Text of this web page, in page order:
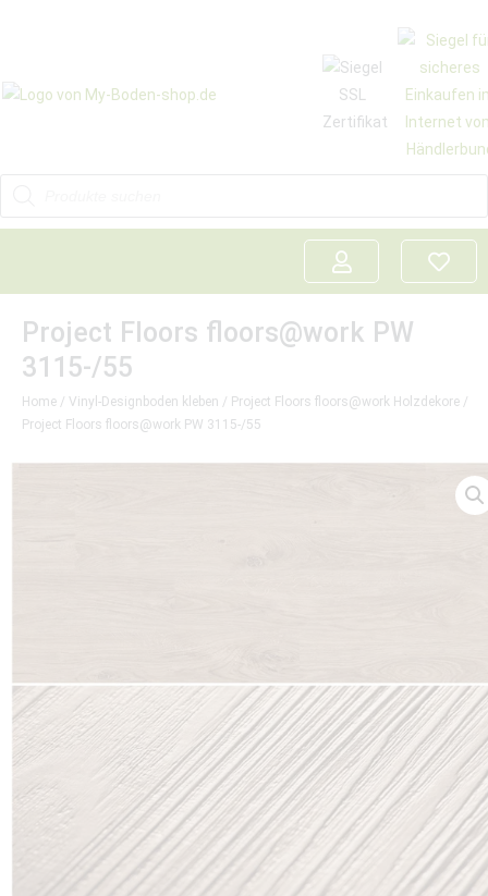
Project Floors floors@work PW
3115-/55
Home / Vinyl-Designboden kleben / Project Floors floors@work Holzdekore /
Project Floors floors@work PW 3115-/55